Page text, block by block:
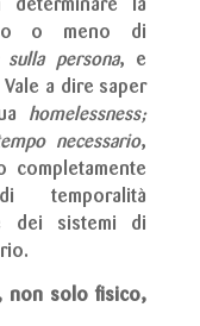
la
o meno di
sulla persona, e
a dire saper
homelessness;
necessario,
temporalità
dei sistemi di
non solo fisico,